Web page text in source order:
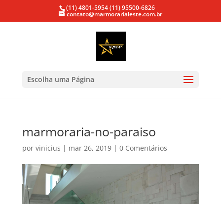
(11) 4801-5954(11) 95500-6826
contato@marmorarialeste.com.br
Escolha uma Página
marmoraria-no-paraiso
por vinicius | mar 26, 2019| 0 Comentários